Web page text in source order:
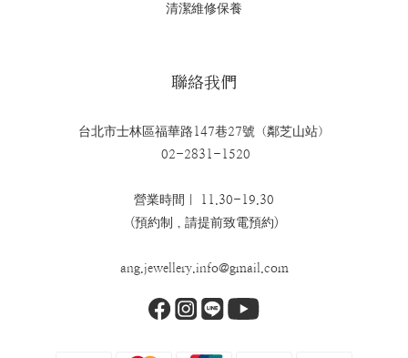
清潔維修保養
聯絡我們
台北市士林區福華路147巷27號（鄰芝山站）
02-2831-1520
營業時間｜ 11.30-19.30
(預約制，請提前致電預約)
ang.jewellery.info@gmail.com